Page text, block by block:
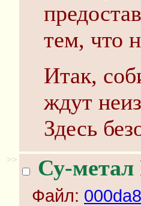
тем, что
Итак,
ждут
Здесь
>> Су-метал
Файл: